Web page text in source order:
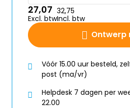
Ontwerp
27,07
Excl. btw
32,75
Incl. btw
Vóór 15.00 uur besteld,
post (ma/vr)
Helpdesk 7 dagen per
22.00